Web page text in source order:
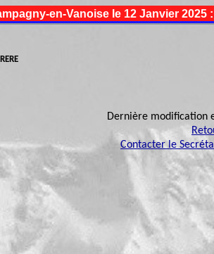
en-Vanoise le 12 Janvier 2025
Dernière modification
Contacter le